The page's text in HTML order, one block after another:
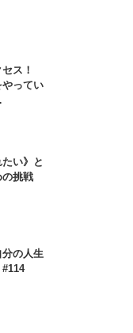
ス！
やってい
たい》と
の挑戦
の人生